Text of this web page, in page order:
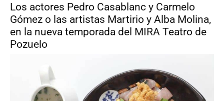
Los actores Pedro Casablanc y Carmelo
Gómez o las artistas Martirio y Alba Molina,
en la nueva temporada del MIRA Teatro de
Pozuelo